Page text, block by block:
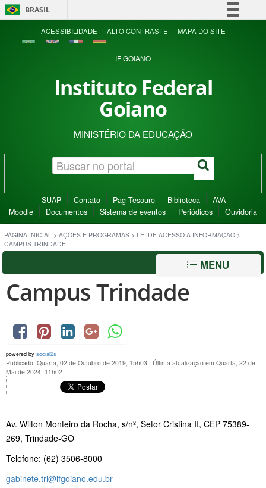
BRASIL
Simplifique!
Acesso à informação
ACESSIBILIDADE ALTO CONTRASTE MAPA DO SITE
IF GOIANO
Instituto Federal
Goiano
MINISTÉRIO DA EDUCAÇÃO
SUAP Contato Pag Tesouro Biblioteca
AVA -
Moodle
Documentos Sistema de eventos Periódicos Ouvidoria
PÁGINA INICIAL > AÇÕES E PROGRAMAS > LEI DE ACESSO À INFORMAÇÃO >
CAMPUS TRINDADE
MENU
Campus Trindade
powered by social2s
Publicado: Quarta, 02 de Outubro de 2019, 15h03 | Última atualização em Quarta, 22 de
Mai de 2024, 11h02
Av. Wilton Monteiro da Rocha, s/nº, Setor Cristina II, CEP 75389-
269, Trindade-GO
Telefone: (62) 3506-8000
gabinete.tri@ifgoiano.edu.br